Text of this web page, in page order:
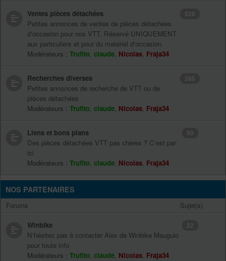
Ventes pièces détachées
Petites annonces de ventes de pièces détachées
d'occasion pour nos VTT. Réservé UNIQUEMENT
aux particuliers et pour du matériel d'occasion
Modérateurs : Trufito, claude, Nicolas, Fraja34
520
Recherches diverses
Petites annonces de recherche de VTT ou de
pièces détachées
Modérateurs : Trufito, claude, Nicolas, Fraja34
285
Liens et bons plans
Des pièces détachées VTT pas chères ? C'est par
ici
Modérateurs : Trufito, claude, Nicolas, Fraja34
90
NOS PARTENAIRES
Forums Sujet(s)
Winbike
N'hésitez pas à contacter Alex de Winbike Mauguio
pour toute info
Modérateurs : Trufito, claude, Nicolas, Fraja34
22